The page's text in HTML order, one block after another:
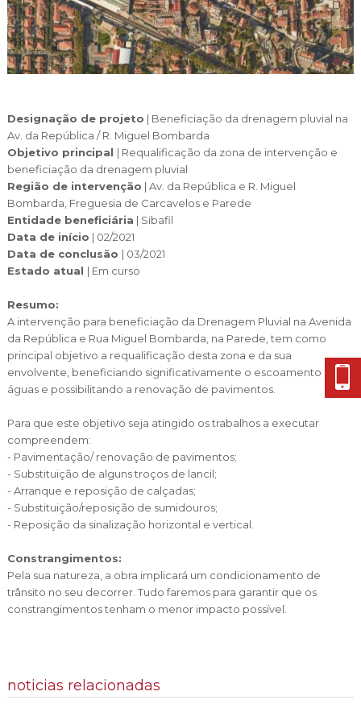
Planeamento Estratégico
Reabilitação urbana
Urbanismo
Cascais Próxima
Economia & Inovação
Governação
Mobilidade
Sociedade & Educação
Jornal C
Agenda do executivo
VIVER
VISITAR
TEMPOS LIVRES
MOBILIDADE
INVESTIR EM CASCAIS
SERVIÇOS
Designação de projeto | Beneficiação da drenagem pluvial na
Av. da República / R. Miguel Bombarda
Objetivo principal | Requalificação da zona de intervenção e
beneficiação da drenagem pluvial
Região de intervenção | Av. da República e R. Miguel
Bombarda, Freguesia de Carcavelos e Parede
Entidade beneficiária | Sibafil
Data de início | 02/2021
Data de conclusão | 03/2021
Estado atual | Em curso
Resumo:
A intervenção para beneficiação da Drenagem Pluvial na Avenida
da República e Rua Miguel Bombarda, na Parede, tem como
principal objetivo a requalificação desta zona e da sua
envolvente, beneficiando significativamente o escoamento de
águas e possibilitando a renovação de pavimentos.
Para que este objetivo seja atingido os trabalhos a executar
compreendem:
- Pavimentação/ renovação de pavimentos;
- Substituição de alguns troços de lancil;
- Arranque e reposição de calçadas;
- Substituição/reposição de sumidouros;
- Reposição da sinalização horizontal e vertical.
Constrangimentos:
Pela sua natureza, a obra implicará um condicionamento de
trânsito no seu decorrer. Tudo faremos para garantir que os
constrangimentos tenham o menor impacto possível.
noticias relacionadas